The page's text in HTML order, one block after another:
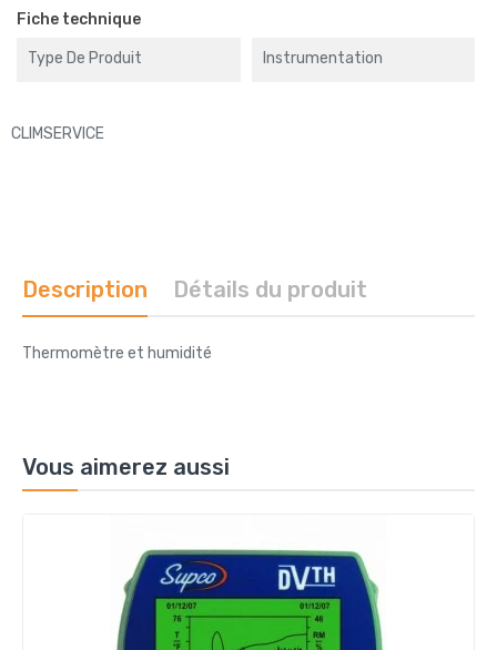
Fiche technique
Type De Produit Instrumentation
CLIMSERVICE
Description Détails du produit
Thermomètre et humidité
Vous aimerez aussi